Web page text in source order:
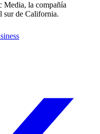
Media, la compañía
sur de California.